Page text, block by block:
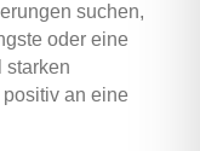
suchen,
oder eine
starken
an eine